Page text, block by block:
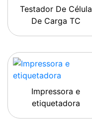
Testador De Célula
De Carga TC
Impressora e
etiquetadora